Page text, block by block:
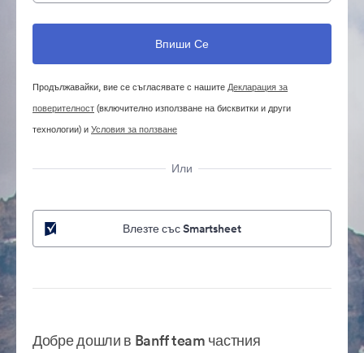
Продължавайки, вие се съгласявате с нашитеДекларация за
поверителност(включително използване на бисквитки и други
технологии) иУсловия за ползване
Или
Влезте със Smartsheet
Добре дошли в Banff team частния